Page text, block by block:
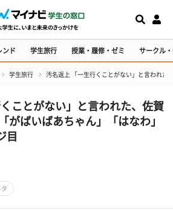
ンド 学生旅行 授業・履修・ゼミ サークル
学生旅行 汚名返上 「一生行くことがない」と言われた
ことがない」と言われた、佐賀
がばいばあちゃん」「はなわ」
目
タ